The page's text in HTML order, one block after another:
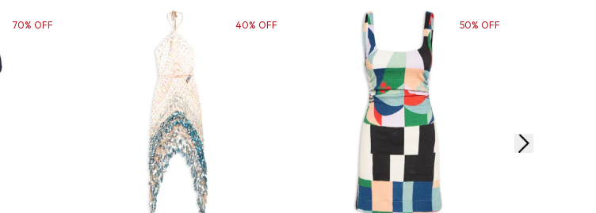
70% OFF 40% OFF 50% OFF